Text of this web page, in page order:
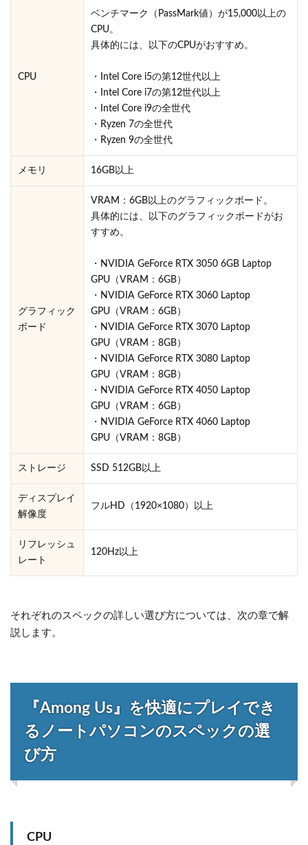
CPU
ベンチマーク（PassMark値）が15,000以上の
CPU。
具体的には、以下のCPUがおすすめ。
・Intel Core i5の第12世代以上
・Intel Core i7の第12世代以上
・Intel Core i9の全世代
・Ryzen 7の全世代
・Ryzen 9の全世代
メモリ 16GB以上
グラフィック
ボード
VRAM：6GB以上のグラフィックボード。
具体的には、以下のグラフィックボードがお
すすめ。
・NVIDIA GeForce RTX 3050 6GB Laptop
GPU（VRAM：6GB）
・NVIDIA GeForce RTX 3060 Laptop
GPU（VRAM：6GB）
・NVIDIA GeForce RTX 3070 Laptop
GPU（VRAM：8GB）
・NVIDIA GeForce RTX 3080 Laptop
GPU（VRAM：8GB）
・NVIDIA GeForce RTX 4050 Laptop
GPU（VRAM：6GB）
・NVIDIA GeForce RTX 4060 Laptop
GPU（VRAM：8GB）
ストレージ SSD 512GB以上
ディスプレイ
解像度
フルHD（1920×1080）以上
リフレッシュ
レート
120Hz以上
それぞれのスペックの詳しい選び方については、次の章で解
説します。
『Among Us』を快適にプレイでき
るノートパソコンのスペックの選
び方
CPU